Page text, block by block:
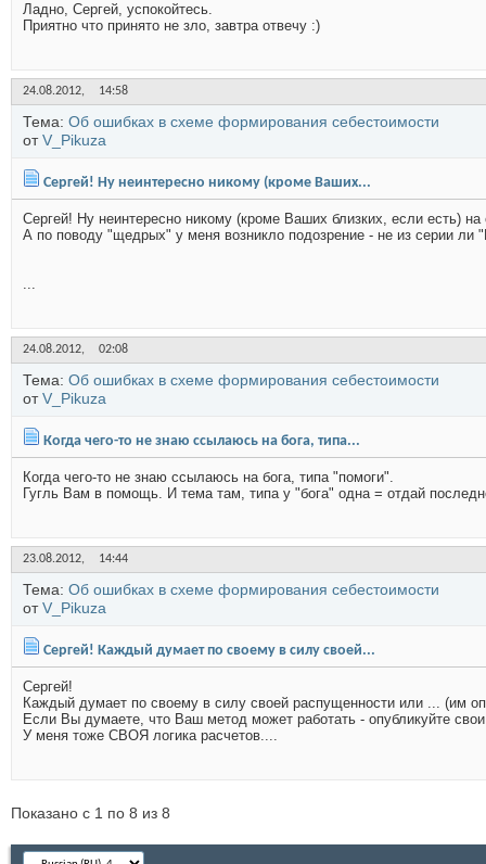
Ладно, Сергей, успокойтесь.
Приятно что принято не зло, завтра отвечу :)
24.08.2012, 14:58
Тема: Об ошибках в схеме формирования себестоимости
отV_Pikuza
Сергей! Ну неинтересно никому (кроме Ваших...
Сергей! Ну неинтересно никому (кроме Ваших близких, если есть)
А по поводу "щедрых" у меня возникло подозрение - не из серии
...
24.08.2012, 02:08
Тема: Об ошибках в схеме формирования себестоимости
отV_Pikuza
Когда чего-то не знаю ссылаюсь на бога, типа...
Когда чего-то не знаю ссылаюсь на бога, типа "помоги".
Гугль Вам в помощь. И тема там, типа у "бога" одна = отдай
23.08.2012, 14:44
Тема: Об ошибках в схеме формирования себестоимости
отV_Pikuza
Сергей! Каждый думает по своему в силу своей...
Сергей!
Каждый думает по своему в силу своей распущенности или ... (им
Если Вы думаете, что Ваш метод может работать - опубликуйте
У меня тоже СВОЯ логика расчетов....
Показано с 1 по 8 из 8